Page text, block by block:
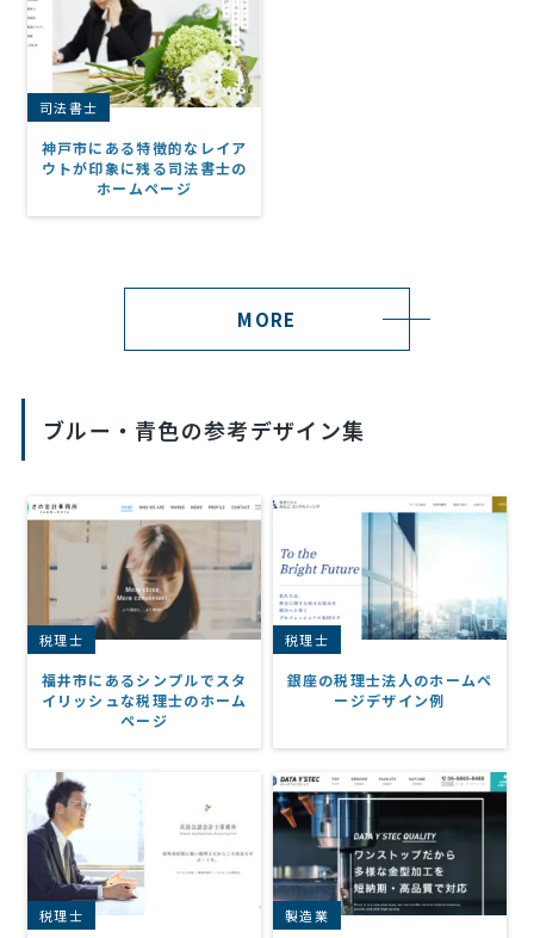
司法書士
神戸市にある特徴的なレイア
ウトが印象に残る司法書士の
ホームページ
MORE
ブルー・青色の参考デザイン集
税理士
福井市にあるシンプルでスタ
イリッシュな税理士のホーム
ページ
税理士
銀座の税理士法人のホームペ
ージデザイン例
税理士 製造業